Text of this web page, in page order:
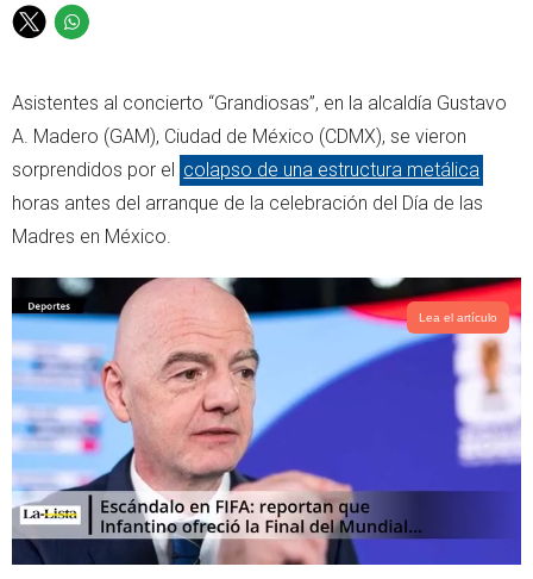
T
t
t
r
W
t
s
p
p
Asistentes al concierto “Grandiosas”, en la alcaldía Gustavo
A. Madero (GAM), Ciudad de México (CDMX), se vieron
sorprendidos por el
colapso de una estructura metálica
horas antes del arranque de la celebración del Día de las
Madres en México.
Lea el artículo